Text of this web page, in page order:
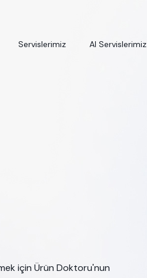
Servislerimiz AI Servislerimiz
için Ürün Doktoru'nun